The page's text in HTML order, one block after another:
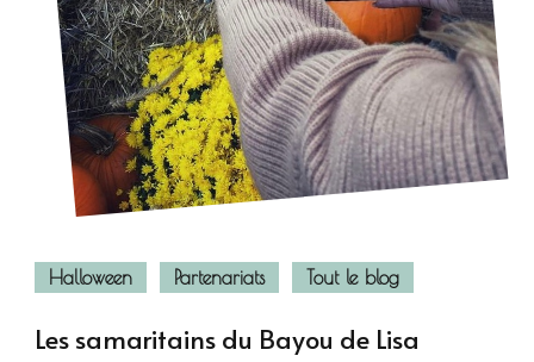
Halloween Partenariats Tout le blog
Les samaritains du Bayou de Lisa